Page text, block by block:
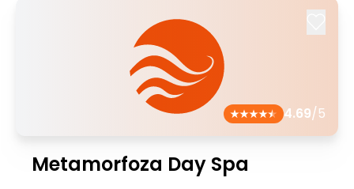
4.69/5
Metamorfoza Day Spa